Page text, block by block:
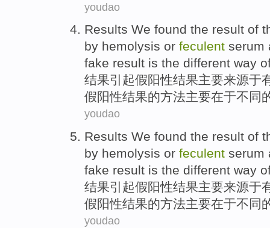
youdao
Results We found the result of
by hemolysis or feculent serum
fake result is the different way
结果引起假阳性结果主要来源于
假阳性结果的方法主要在于不同
youdao
Results We found the result of
by hemolysis or feculent serum
fake result is the different way
结果引起假阳性结果主要来源于
假阳性结果的方法主要在于不同
youdao